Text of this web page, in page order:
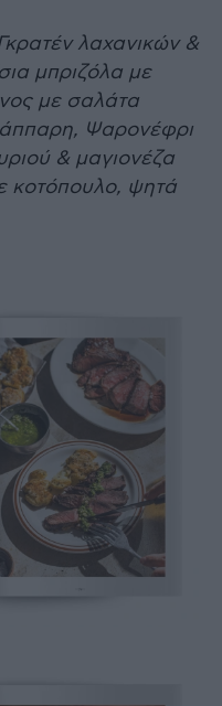
λαχανικών &
μπριζόλα με
με σαλάτα
Ψαρονέφρι
& μαγιονέζα
κοτόπουλο, ψητά